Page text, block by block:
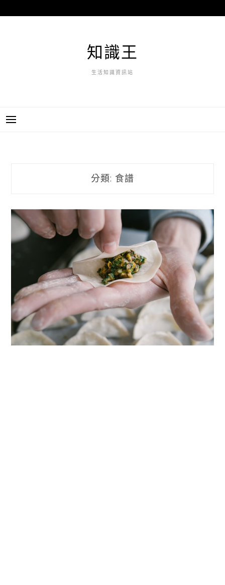
至
知識王
生活知識資訊站
分類: 食譜